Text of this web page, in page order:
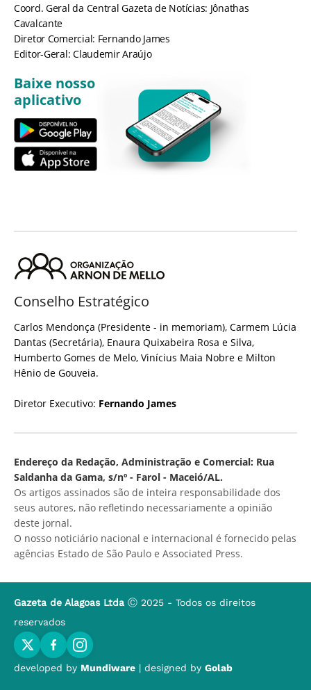
Coord. Geral da Central Gazeta de Notícias: Jônathas
Cavalcante
Diretor Comercial: Fernando James
Editor-Geral: Claudemir Araújo
Baixe nosso
aplicativo
Conselho Estratégico
Carlos Mendonça (Presidente - in memoriam), Carmem Lúcia
Dantas (Secretária), Enaura Quixabeira Rosa e Silva,
Humberto Gomes de Melo, Vinícius Maia Nobre e Milton
Hênio de Gouveia.
Diretor Executivo: Fernando James
Endereço da Redação, Administração e Comercial: Rua
Saldanha da Gama, s/nº - Farol - Maceió/AL.
Os artigos assinados são de inteira responsabilidade dos
seus autores, não refletindo necessariamente a opinião
deste jornal.
O nosso noticiário nacional e internacional é fornecido pelas
agências Estado de São Paulo e Associated Press.
Gazeta de Alagoas Ltda Ⓒ 2025 - Todos os direitos
reservados
developed by Mundiware | designed by Golab